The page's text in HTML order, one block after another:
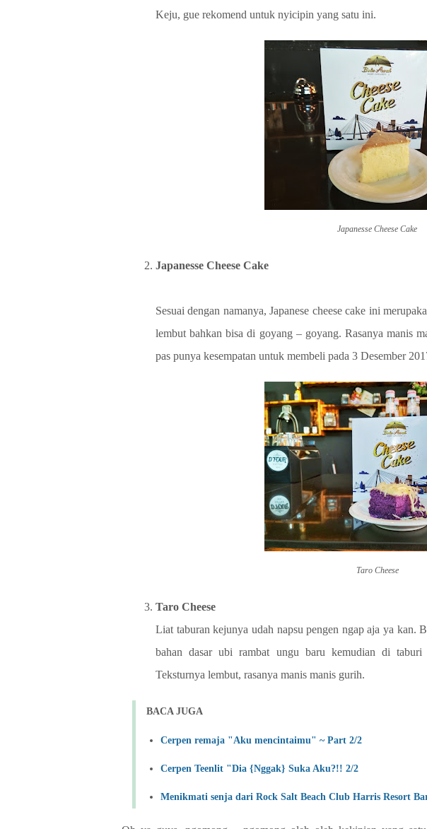
Keju, gue rekomend untuk nyicipin yang satu ini.
Japanesse Cheese Cake
Japanesse Cheese Cake
Sesuai dengan namanya, Japanese cheese cake ini
lembut bahkan bisa di goyang – goyang. Rasanya manis
pas punya kesempatan untuk membeli pada 3 Desember
Taro Cheese
Taro Cheese
Liat taburan kejunya udah napsu pengen ngap aja ya kan.
bahan dasar ubi rambat ungu baru kemudian di taburi
Teksturnya lembut, rasanya manis manis gurih.
BACA JUGA
Cerpen remaja "Aku mencintaimu" ~ Part 2/2
Cerpen Teenlit "Dia {Nggak} Suka Aku?!! 2/2
Menikmati senja dari Rock Salt Beach Club Harris Resort